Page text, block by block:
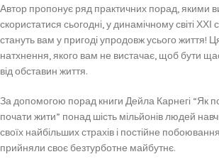
Автор пропонує ряд практичних порад, якими
скористатися сьогодні, у динамічному світі ХХІ
стануть вам у пригоді упродовж усього життя!
натхнення, якого вам не вистачає, щоб бути
від обставин життя.
За допомогою порад книги Дейла Карнегі “Як
почати жити” понад шість мільйонів людей
своїх найбільших страхів і постійне
прийняли своє безтурботне майбутнє.